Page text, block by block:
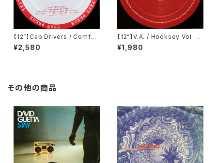
【12”】Cab Drivers / Comfort
Inn EP (Cabinet Records)
(cab 8)
¥2,580
【12”】V.A. / Hooksey Vol. 3
(Eklo) (EKLO007.3)
¥1,980
その他の商品